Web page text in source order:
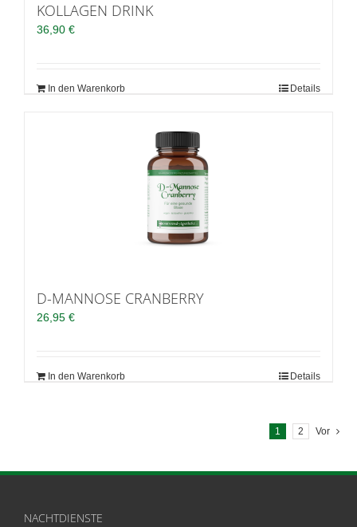
KOLLAGEN DRINK
36,90 €
In den Warenkorb Details
D-MANNOSE CRANBERRY
26,95 €
In den Warenkorb Details
1 2 Vor
NACHTDIENSTE